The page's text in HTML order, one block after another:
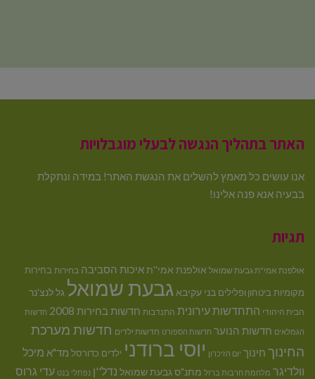
האתר בתהליך הנגשה לבעלי מוגבלויות
אנו עושים כל מאמץ להשלים את הנגשת האתר! במידה ונתקלת
בבעיה אנא פנה אלינו!
תגיות
אולפנת אמי"ת גבעת שמואל אולפנת אמי''תאיכות הסביבה בחירות בחירות
מקומיותביטחון ופלילים בני עקיבא גבעת שמואל גל לנצ'נר
הבית היהודי התחדשות עירונית התנדבות חדשות בחירות 2008 חדשות
הגמלאים חדשות הנוער חדשות הספורט חדשות ילדים חדשות מערכת
החינוך חינוך יום הזיכרון יוסי ברודני ילדים כדורסל מד"א מיכל
וולדיגר מלחמת חרבות ברזל מתנ"ס גבעת שמואל נדל''ן נפתלי בנט עדי גרוס